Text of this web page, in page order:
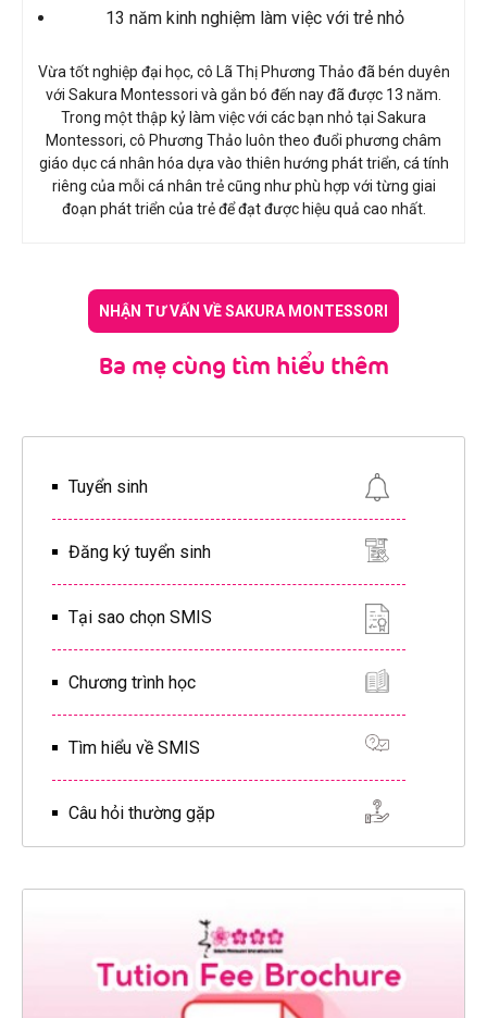
13 năm kinh nghiệm làm việc với trẻ nhỏ
Vừa tốt nghiệp đại học, cô Lã Thị Phương Thảo đã bén duyên
với Sakura Montessori và gắn bó đến nay đã được 13 năm.
Trong một thập kỷ làm việc với các bạn nhỏ tại Sakura
Montessori, cô Phương Thảo luôn theo đuổi phương châm
giáo dục cá nhân hóa dựa vào thiên hướng phát triển, cá tính
riêng của mỗi cá nhân trẻ cũng như phù hợp với từng giai
đoạn phát triển của trẻ để đạt được hiệu quả cao nhất.
NHẬN TƯ VẤN VỀ SAKURA MONTESSORI
Ba mẹ cùng tìm hiểu thêm
Tuyển sinh
Đăng ký tuyển sinh
Tại sao chọn SMIS
Chương trình học
Tìm hiểu về SMIS
Câu hỏi thường gặp